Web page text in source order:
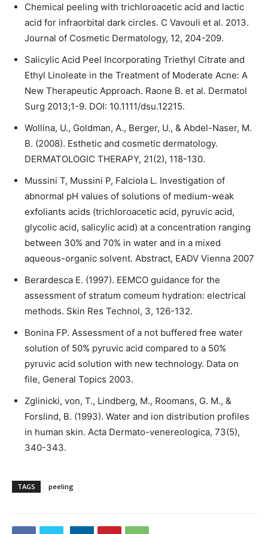
Chemical peeling with trichloroacetic acid and lactic
acid for infraorbital dark circles. C Vavouli et al. 2013.
Journal of Cosmetic Dermatology, 12, 204-209.
Salicylic Acid Peel Incorporating Triethyl Citrate and
Ethyl Linoleate in the Treatment of Moderate Acne: A
New Therapeutic Approach. Raone B. et al. Dermatol
Surg 2013;1-9. DOI: 10.1111/dsu.12215.
Wollina, U., Goldman, A., Berger, U., & Abdel-Naser, M.
B. (2008). Esthetic and cosmetic dermatology.
DERMATOLOGIC THERAPY, 21(2), 118-130.
Mussini T, Mussini P, Falciola L. Investigation of
abnormal pH values of solutions of medium-weak
exfoliants acids (trichloroacetic acid, pyruvic acid,
glycolic acid, salicylic acid) at a concentration ranging
between 30% and 70% in water and in a mixed
aqueous-organic solvent. Abstract, EADV Vienna 2007
Berardesca E. (1997). EEMCO guidance for the
assessment of stratum comeum hydration: electrical
methods. Skin Res Technol, 3, 126-132.
Bonina FP. Assessment of a not buffered free water
solution of 50% pyruvic acid compared to a 50%
pyruvic acid solution with new technology. Data on
file, General Topics 2003.
Zglinicki, von, T., Lindberg, M., Roomans, G. M., &
Forslind, B. (1993). Water and ion distribution profiles
in human skin. Acta Dermato-venereologica, 73(5),
340-343.
TAGS peeling